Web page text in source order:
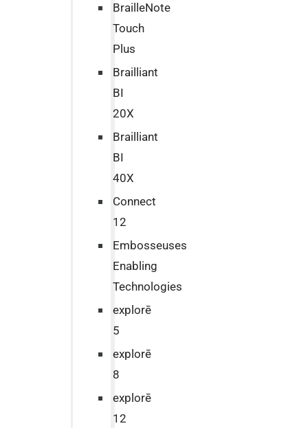
BrailleNote
Touch
Plus
Brailliant
BI
20X
Brailliant
BI
40X
Connect
12
Embosseuses
Enabling
Technologies
explorē
5
explorē
8
explorē
12